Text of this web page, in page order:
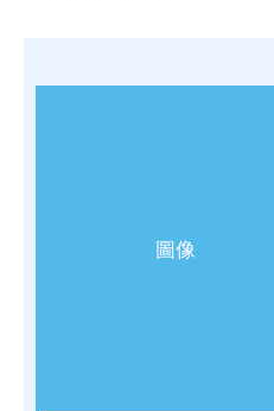
圖像